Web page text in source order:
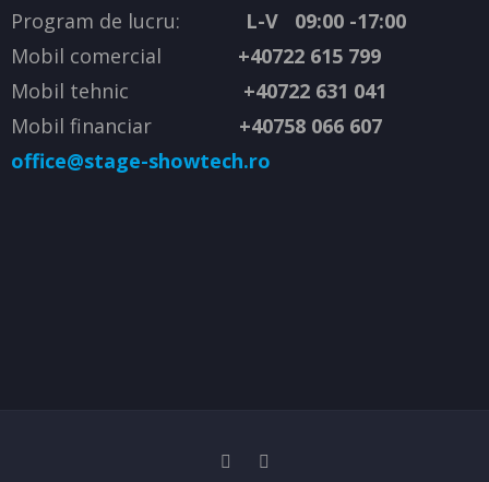
Program de lucru: L-V 09:00 -17:00
Mobil comercial +40722 615 799
Mobil tehnic +40722 631 041
Mobil financiar +40758 066 607
office@stage-showtech.ro